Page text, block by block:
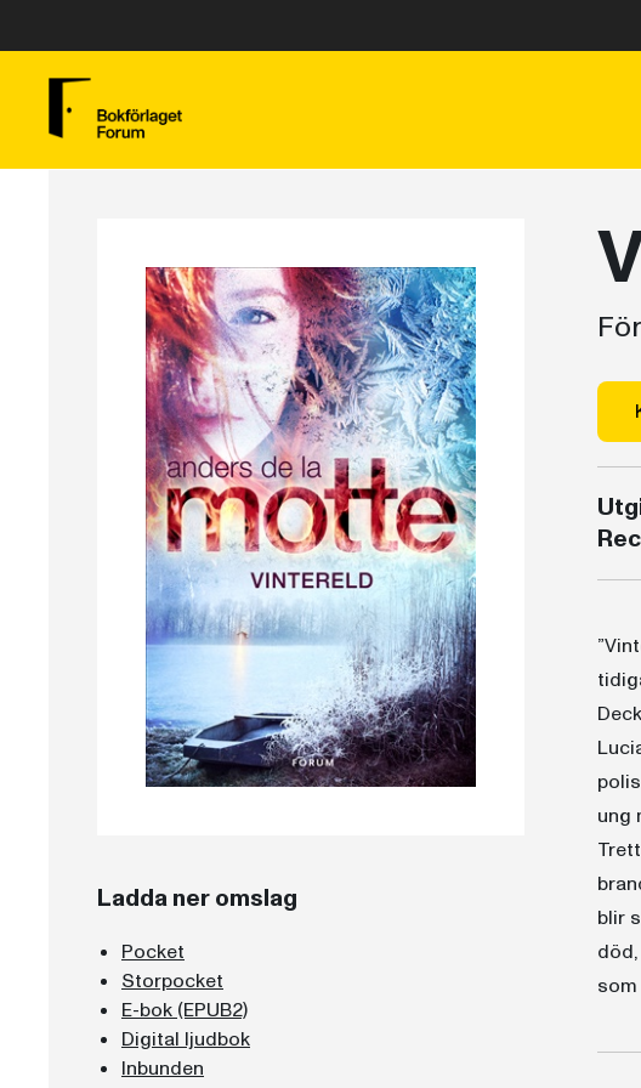
Ladda ner omslag
Pocket
Storpocket
E-bok (EPUB2)
Digital ljudbok
Inbunden
ung
blir